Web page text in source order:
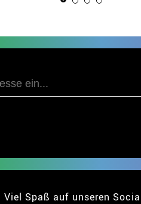
Viel Spaß auf unseren